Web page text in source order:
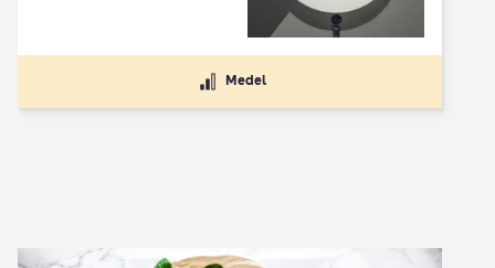
Medel